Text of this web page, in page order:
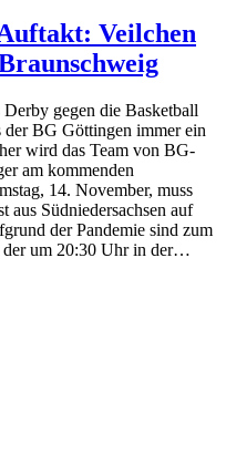
Veilchen
gegen die Basketball
BG Göttingen immer ein
wird das Team von BG-
am kommenden
14. November, muss
aus Südniedersachsen auf
der Pandemie sind zum
um 20:30 Uhr in der…